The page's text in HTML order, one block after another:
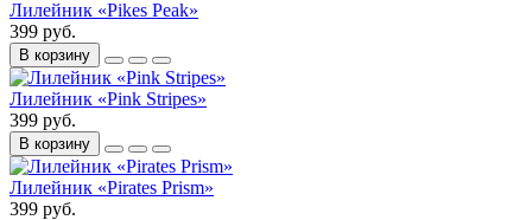
Лилейник «Pikes Peak»
399 руб.
В корзину
Лилейник «Pink Stripes»
399 руб.
В корзину
Лилейник «Pirates Prism»
399 руб.